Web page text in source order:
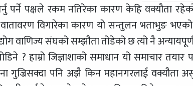
पर्ने पक्षले रकम नतिरेका कारण केहि वक्यौता
विगारेका कारण यो सन्तुलन भताभुङ भएको
वाणिज्य संघको सम्झौता तोडेको छ त्यो नै
? हाम्रो जिज्ञाशाको समाधान यो समाचार तयार
गुज्रिसक्दा पनि अझै किन महानगरलाई वक्यौता